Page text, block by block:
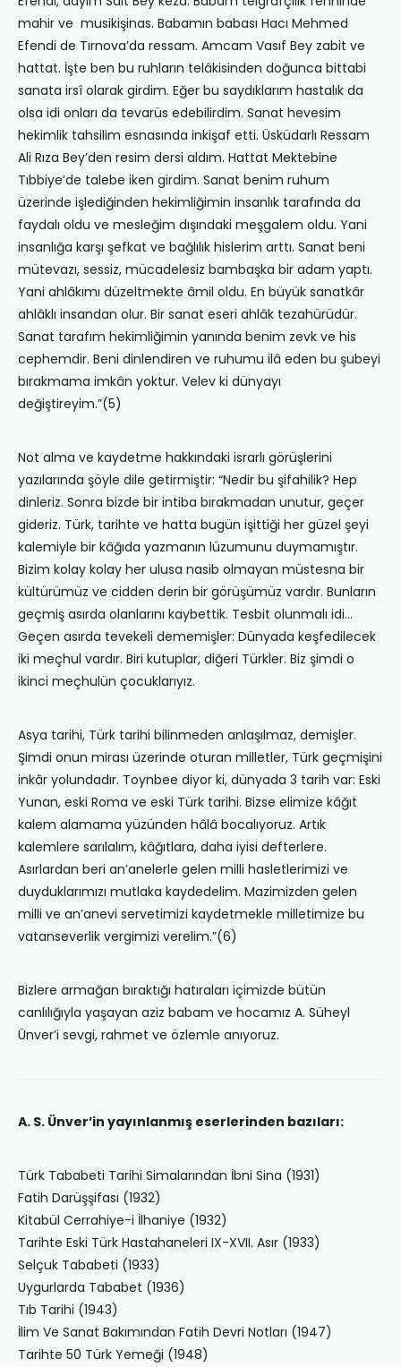
mahir ve musikişinas. Babamın babası Hacı Mehmed
Efendi de Tırnova’da ressam. Amcam Vasıf Bey zabit ve
hattat. İşte ben bu ruhların telâkisinden doğunca bittabi
sanata irsî olarak girdim. Eğer bu saydıklarım hastalık da
olsa idi onları da tevarüs edebilirdim. Sanat hevesim
hekimlik tahsilim esnasında inkişaf etti. Üsküdarlı Ressam
Ali Rıza Bey’den resim dersi aldım. Hattat Mektebine
Tıbbiye’de talebe iken girdim. Sanat benim ruhum
üzerinde işlediğinden hekimliğimin insanlık tarafında da
faydalı oldu ve mesleğim dışındaki meşgalem oldu. Yani
insanlığa karşı şefkat ve bağlılık hislerim arttı. Sanat beni
mütevazı, sessiz, mücadelesiz bambaşka bir adam yaptı.
Yani ahlâkımı düzeltmekte âmil oldu. En büyük sanatkâr
ahlâklı insandan olur. Bir sanat eseri ahlâk tezahürüdür.
Sanat tarafım hekimliğimin yanında benim zevk ve his
cephemdir. Beni dinlendiren ve ruhumu ilâ eden bu şubeyi
bırakmama imkân yoktur. Velev ki dünyayı
değiştireyim.”(5)
Not alma ve kaydetme hakkındaki israrlı görüşlerini
yazılarında şöyle dile getirmiştir: “Nedir bu şifahilik? Hep
dinleriz. Sonra bizde bir intiba bırakmadan unutur, geçer
gideriz. Türk, tarihte ve hatta bugün işittiği her güzel şeyi
kalemiyle bir kâğıda yazmanın lüzumunu duymamıştır.
Bizim kolay kolay her ulusa nasib olmayan müstesna bir
kültürümüz ve cidden derin bir görüşümüz vardır. Bunların
geçmiş asırda olanlarını kaybettik. Tesbit olunmalı idi…
Geçen asırda tevekeli dememişler: Dünyada keşfedilecek
iki meçhul vardır. Biri kutuplar, diğeri Türkler. Biz şimdi o
ikinci meçhulün çocuklarıyız.
Asya tarihi, Türk tarihi bilinmeden anlaşılmaz, demişler.
Şimdi onun mirası üzerinde oturan milletler, Türk geçmişini
inkâr yolundadır. Toynbee diyor ki, dünyada 3 tarih var: Eski
Yunan, eski Roma ve eski Türk tarihi. Bizse elimize kâğıt
kalem alamama yüzünden hâlâ bocalıyoruz. Artık
kalemlere sarılalım, kâğıtlara, daha iyisi defterlere.
Asırlardan beri an’anelerle gelen milli hasletlerimizi ve
duyduklarımızı mutlaka kaydedelim. Mazimizden gelen
milli ve an’anevi servetimizi kaydetmekle milletimize bu
vatanseverlik vergimizi verelim.”(6)
Bizlere armağan bıraktığı hatıraları içimizde bütün
canlılığıyla yaşayan aziz babam ve hocamız A. Süheyl
Ünver’i sevgi, rahmet ve özlemle anıyoruz.
A. S. Ünver’in yayınlanmış eserlerinden bazıları:
Türk Tababeti Tarihi Simalarından İbni Sina (1931)
Fatih Darüşşifası (1932)
Kitabül Cerrahiye-i İlhaniye (1932)
Tarihte Eski Türk Hastahaneleri IX-XVII. Asır (1933)
Selçuk Tababeti (1933)
Uygurlarda Tababet (1936)
Tıb Tarihi (1943)
İlim Ve Sanat Bakımından Fatih Devri Notları (1947)
Tarihte 50 Türk Yemeği (1948)